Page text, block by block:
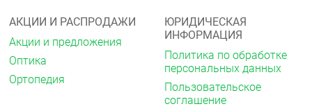
АКЦИИ И РАСПРОДАЖИ
Акции и предложения
Оптика
Ортопедия
ЮРИДИЧЕСКАЯ
ИНФОРМАЦИЯ
Политика по обработке
персональных данных
Пользовательское
соглашение